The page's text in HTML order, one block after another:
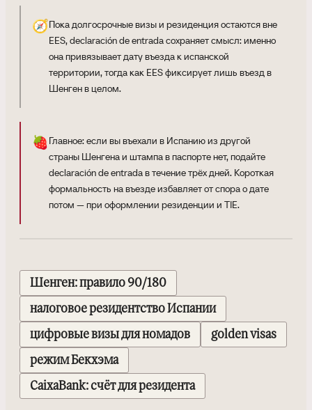
🧭Пока долгосрочные визы и резиденция остаются вне
EES, declaración de entrada сохраняет смысл: именно
она привязывает дату въезда к испанской
территории, тогда как EES фиксирует лишь въезд в
Шенген в целом.
🍓 Главное: если вы въехали в Испанию из другой
страны Шенгена и штампа в паспорте нет, подайте
declaración de entrada в течение трёх дней. Короткая
формальность на въезде избавляет от спора о дате
потом — при оформлении резиденции и TIE.
Шенген: правило 90/180
налоговое резидентство Испании
цифровые визы для номадов golden visas
режим Бекхэма
CaixaBank: счёт для резидента